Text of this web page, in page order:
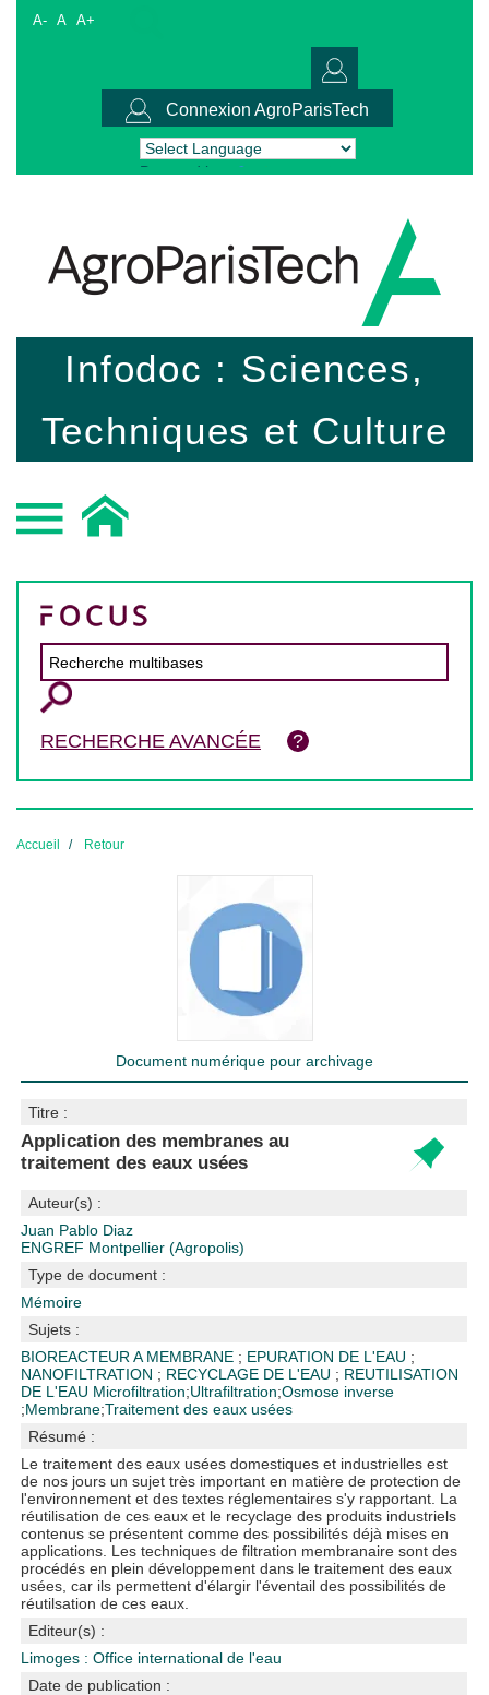
A- A A+
Connexion AgroParisTech
Powered by Translate
Infodoc : Sciences,
Techniques et Culture
RECHERCHE AVANCÉE
Accueil Retour
Document numérique pour archivage
Titre :
Application des membranes au
traitement des eaux usées
Auteur(s) :
Juan Pablo Diaz
ENGREF Montpellier (Agropolis)
Type de document :
Mémoire
Sujets :
BIOREACTEUR A MEMBRANE ; EPURATION DE L'EAU ;
NANOFILTRATION ; RECYCLAGE DE L'EAU ; REUTILISATION
DE L'EAU Microfiltration;Ultrafiltration;Osmose inverse
;Membrane;Traitement des eaux usées
Résumé :
Le traitement des eaux usées domestiques et industrielles est
de nos jours un sujet très important en matière de protection de
l'environnement et des textes réglementaires s'y rapportant. La
réutilisation de ces eaux et le recyclage des produits industriels
contenus se présentent comme des possibilités déjà mises en
applications. Les techniques de filtration membranaire sont des
procédés en plein développement dans le traitement des eaux
usées, car ils permettent d'élargir l'éventail des possibilités de
réutilsation de ces eaux.
Editeur(s) :
Limoges : Office international de l'eau
Date de publication :